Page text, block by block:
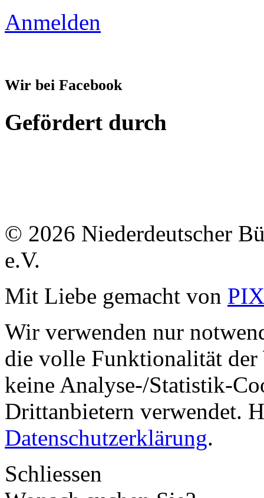
Anmelden
Wir bei Facebook
Gefördert durch
© 2026 Niederdeutscher
e.V.
Mit Liebe gemacht von
Wir verwenden nur
die volle Funktionalität der
keine Analyse-/Statistik-
Drittanbietern verwendet.
Datenschutzerklärung.
Schliessen